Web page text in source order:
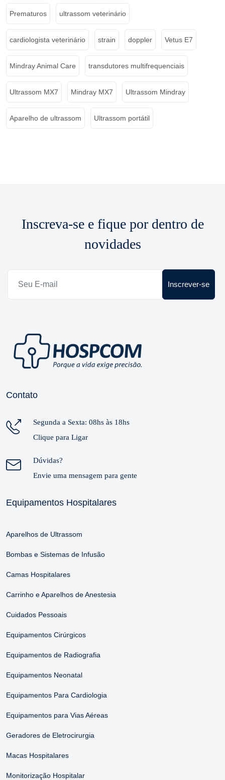
Prematuros ultrassom veterinário
cardiologista veterinário strain doppler Vetus E7
Mindray Animal Care transdutores multifrequenciais
Ultrassom MX7 Mindray MX7 Ultrassom Mindray
Aparelho de ultrassom Ultrassom portátil
Inscreva-se e fique por dentro de
novidades
Inscrever-se
Contato
Segunda a Sexta: 08hs às 18hs
Clique para Ligar
Dúvidas?
Envie uma mensagem para gente
Equipamentos Hospitalares
Aparelhos de Ultrassom
Bombas e Sistemas de Infusão
Camas Hospitalares
Carrinho e Aparelhos de Anestesia
Cuidados Pessoais
Equipamentos Cirúrgicos
Equipamentos de Radiografia
Equipamentos Neonatal
Equipamentos Para Cardiologia
Equipamentos para Vias Aéreas
Geradores de Eletrocirurgia
Macas Hospitalares
Monitorização Hospitalar